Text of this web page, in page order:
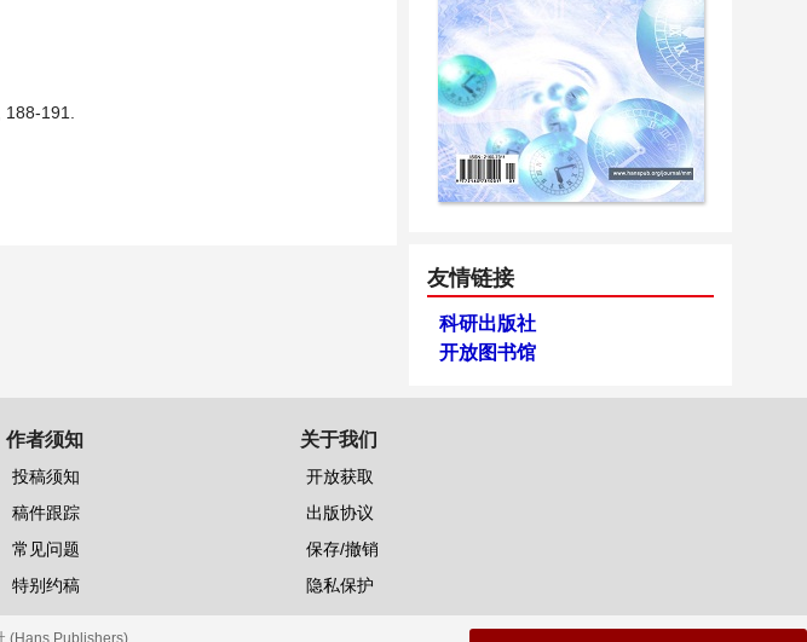
191.
友情链接
科研出版社
开放图书馆
作者须知
投稿须知
稿件跟踪
常见问题
特别约稿
关于我们
开放获取
出版协议
保存/撤销
隐私保护
(Hans Publishers)